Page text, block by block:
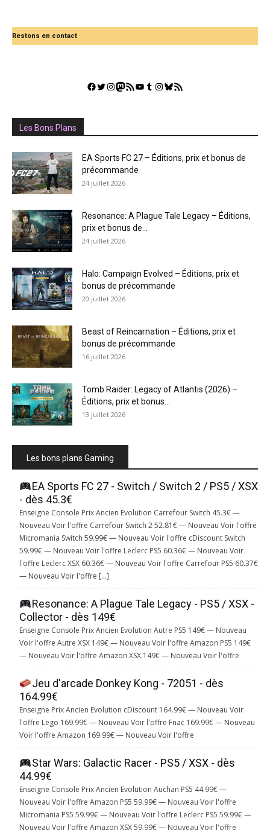
Restons en contact
Facebook
Twitter
Instagram
Mastodon
Flux RSSYouTube
Tumblr
Instagram
Bluesky
GestGame
Les Bons Plans
EA Sports FC 27 – Éditions, prix et bonus de
précommande
24 juillet 2026
Resonance: A Plague Tale Legacy – Éditions,
prix et bonus de...
24 juillet 2026
Halo: Campaign Evolved – Éditions, prix et
bonus de précommande
20 juillet 2026
Beast of Reincarnation – Éditions, prix et
bonus de précommande
16 juillet 2026
Tomb Raider: Legacy of Atlantis (2026) –
Éditions, prix et bonus...
13 juillet 2026
Les bons plans Gaming
EA Sports FC 27 - Switch / Switch 2 / PS5 / XSX
- dès 45.3€
Enseigne Console Prix Ancien Evolution Carrefour Switch 45.3€ —
Nouveau Voir l'offre Carrefour Switch 2 52.81€ — Nouveau Voir l'offre
Micromania Switch 59.99€ — Nouveau Voir l'offre cDiscount Switch
59.99€ — Nouveau Voir l'offre Leclerc PS5 60.36€ — Nouveau Voir
l'offre Leclerc XSX 60.36€ — Nouveau Voir l'offre Carrefour PS5 60.37€
— Nouveau Voir l'offre […]
Resonance: A Plague Tale Legacy - PS5 / XSX -
Collector - dès 149€
Enseigne Console Prix Ancien Evolution Autre PS5 149€ — Nouveau
Voir l'offre Autre XSX 149€ — Nouveau Voir l'offre Amazon PS5 149€
— Nouveau Voir l'offre Amazon XSX 149€ — Nouveau Voir l'offre
Jeu d'arcade Donkey Kong - 72051 - dès
164.99€
Enseigne Prix Ancien Evolution cDiscount 164.99€ — Nouveau Voir
l'offre Lego 169.99€ — Nouveau Voir l'offre Fnac 169.99€ — Nouveau
Voir l'offre Amazon 169.99€ — Nouveau Voir l'offre
Star Wars: Galactic Racer - PS5 / XSX - dès
44.99€
Enseigne Console Prix Ancien Evolution Auchan PS5 44.99€ —
Nouveau Voir l'offre Amazon PS5 59.99€ — Nouveau Voir l'offre
Micromania PS5 59.99€ — Nouveau Voir l'offre Leclerc PS5 59.99€ —
Nouveau Voir l'offre Amazon XSX 59.99€ — Nouveau Voir l'offre